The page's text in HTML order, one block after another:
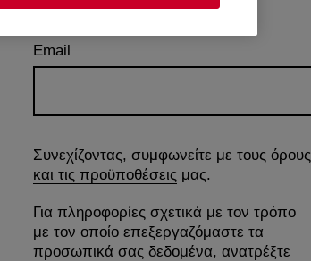
Email
Συνεχίζοντας, συμφωνείτε με τους όρους
και τις προϋποθέσεις μας.
Για πληροφορίες σχετικά με τον τρόπο
με τον οποίο επεξεργαζόμαστε τα
προσωπικά σας δεδομένα, ανατρέξτε